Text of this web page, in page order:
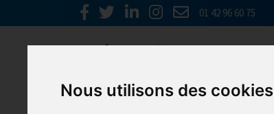
Nous utilisons des cookies
01 42 96 60 75